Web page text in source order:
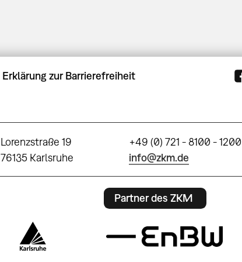
Erklärung zur Barrierefreiheit
Lorenzstraße 19
76135 Karlsruhe
+49 (0) 721 - 8100 - 1200
info@zkm.de
Partner des ZKM